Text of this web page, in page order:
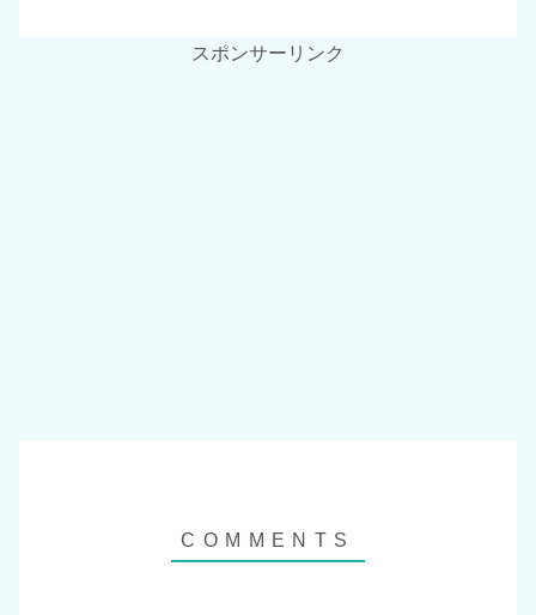
スポンサーリンク